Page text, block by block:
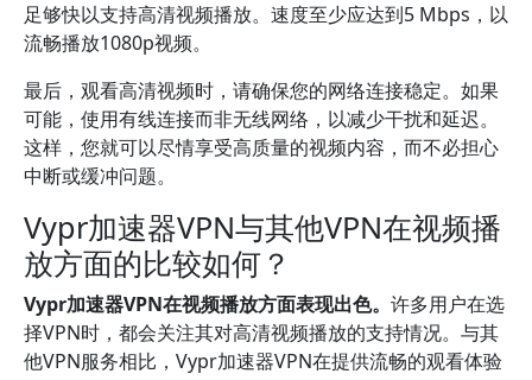
足够快以支持高清视频播放。速度至少应达到5 Mbps，以
流畅播放1080p视频。
最后，观看高清视频时，请确保您的网络连接稳定。如果
可能，使用有线连接而非无线网络，以减少干扰和延迟。
这样，您就可以尽情享受高质量的视频内容，而不必担心
中断或缓冲问题。
Vypr加速器VPN与其他VPN在视频播
放方面的比较如何？
Vypr加速器VPN在视频播放方面表现出色。 许多用户在选
择VPN时，都会关注其对高清视频播放的支持情况。与其
他VPN服务相比，Vypr加速器VPN在提供流畅的观看体验